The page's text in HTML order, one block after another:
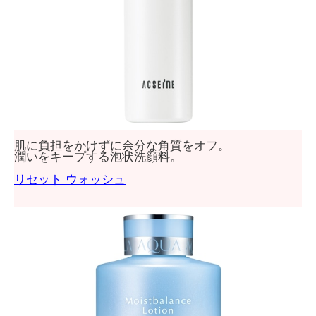
肌に負担をかけずに余分な角質をオフ。
潤いをキープする泡状洗顔料。
リセット ウォッシュ